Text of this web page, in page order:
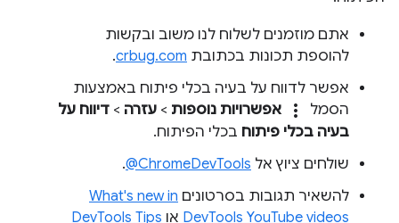
אתם מוזמנים לשלוח לנו משוב ובקשות
להוספת תכונות בכתובת crbug.com
.
אפשר לדווח על בעיה בכלי פיתוח באמצעות
הסמל
more_vert אפשרויות נוספות > עזרה > דיווח על
בעיה בכלי פיתוח בכלי הפיתוח.
שולחים ציוץ אל ‎@ChromeDevTools
.
להשאיר תגובות בסרטונים What's new in
DevTools YouTube videos או DevTools Tips